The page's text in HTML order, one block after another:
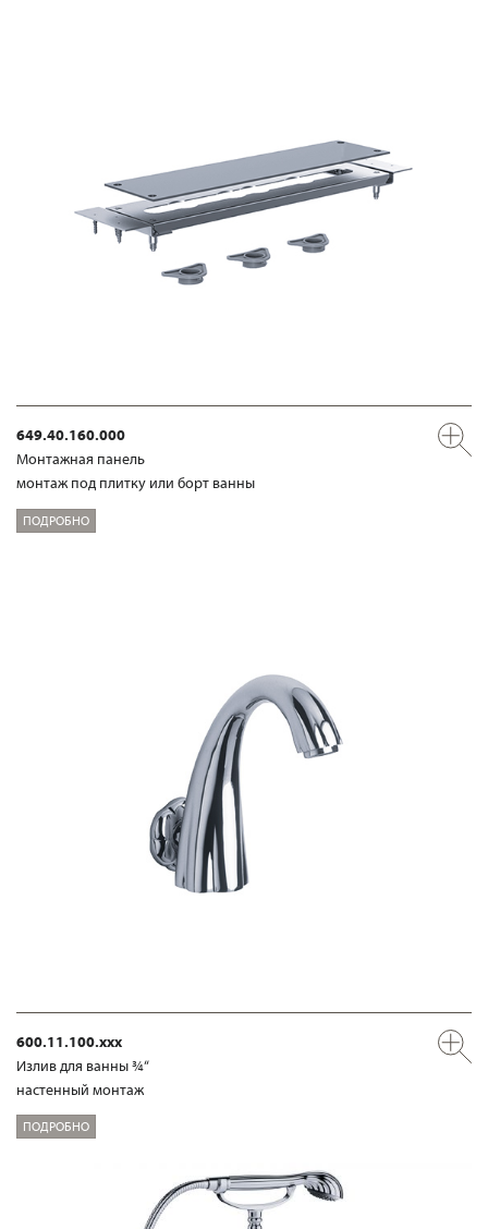
649.40.160.000
Mонтажная панель
монтаж под плитку или борт ванны
ПОДРОБНО
600.11.100.xxx
Излив для ванны ¾“
настенный монтаж
ПОДРОБНО